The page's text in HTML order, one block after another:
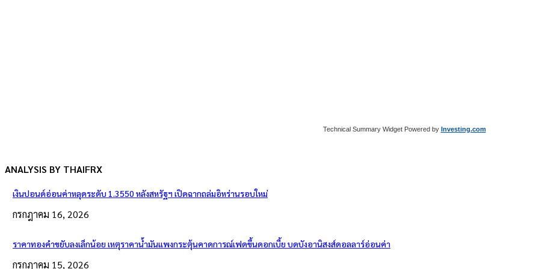
Technical Summary Widget Powered by Investing.com
ANALYSIS BY THAIFRX
เงินปอนด์อ่อนค่าหลุดระดับ 1.3550 หลังสหรัฐฯ เปิดฉากถล่มอิหร่านรอบใหม่
กรกฎาคม 16, 2026
ราคาทองคำขยับลงเล็กน้อย เหตุราคาน้ำมันแพงกระตุ้นคาดการณ์เฟดขึ้นดอกเบี้ย บดบังอานิสงส์ดอลลาร์อ่อนค่า
กรกฎาคม 15, 2026